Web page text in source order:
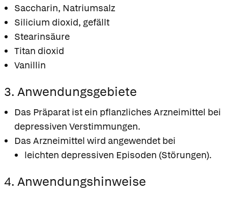
Saccharin, Natriumsalz
Silicium dioxid, gefällt
Stearinsäure
Titan dioxid
Vanillin
3. Anwendungsgebiete
Das Präparat ist ein pflanzliches Arzneimittel bei
depressiven Verstimmungen.
Das Arzneimittel wird angewendet bei
leichten depressiven Episoden (Störungen).
4. Anwendungshinweise